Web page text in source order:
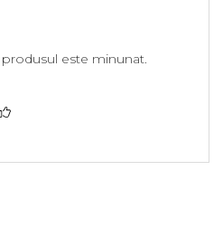
produsul este minunat.